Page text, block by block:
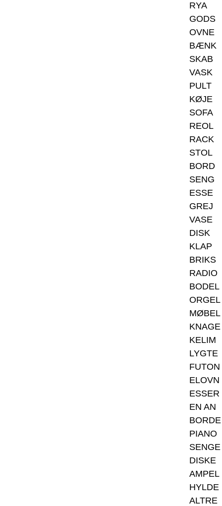
RYA
GODS
OVNE
BÆNK
SKAB
VASK
PULT
KØJE
SOFA
REOL
RACK
STOL
BORD
SENG
ESSE
GREJ
VASE
DISK
KLAP
BRIKS
RADIO
BODEL
ORGEL
MØBEL
KNAGE
KELIM
LYGTE
FUTON
ELOVN
ESSER
EN AN
BORDE
PIANO
SENGE
DISKE
AMPEL
HYLDE
ALTRE